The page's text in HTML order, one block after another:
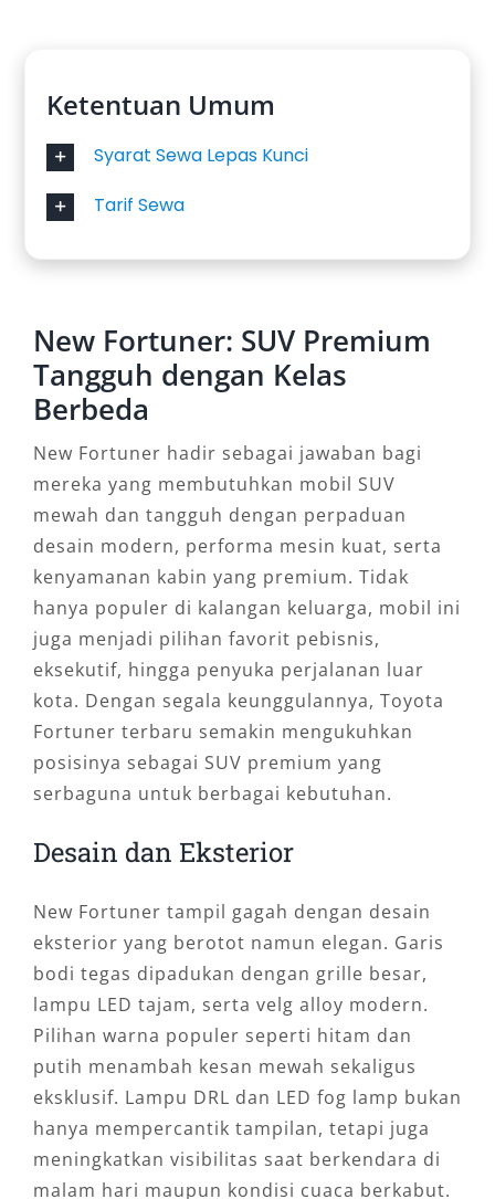
Ketentuan Umum
Syarat Sewa Lepas Kunci
Tarif Sewa
New Fortuner: SUV Premium
Tangguh dengan Kelas
Berbeda
New Fortuner hadir sebagai jawaban bagi
mereka yang membutuhkan mobil SUV
mewah dan tangguh dengan perpaduan
desain modern, performa mesin kuat, serta
kenyamanan kabin yang premium. Tidak
hanya populer di kalangan keluarga, mobil ini
juga menjadi pilihan favorit pebisnis,
eksekutif, hingga penyuka perjalanan luar
kota. Dengan segala keunggulannya, Toyota
Fortuner terbaru semakin mengukuhkan
posisinya sebagai SUV premium yang
serbaguna untuk berbagai kebutuhan.
Desain dan Eksterior
New Fortuner tampil gagah dengan desain
eksterior yang berotot namun elegan. Garis
bodi tegas dipadukan dengan grille besar,
lampu LED tajam, serta velg alloy modern.
Pilihan warna populer seperti hitam dan
putih menambah kesan mewah sekaligus
eksklusif. Lampu DRL dan LED fog lamp bukan
hanya mempercantik tampilan, tetapi juga
meningkatkan visibilitas saat berkendara di
malam hari maupun kondisi cuaca berkabut.